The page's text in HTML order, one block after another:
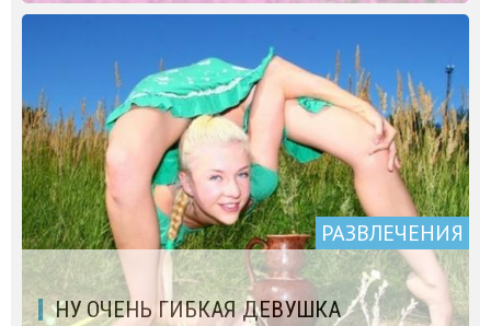
РАЗВЛЕЧЕНИЯ
НУ ОЧЕНЬ ГИБКАЯ ДЕВУШКА